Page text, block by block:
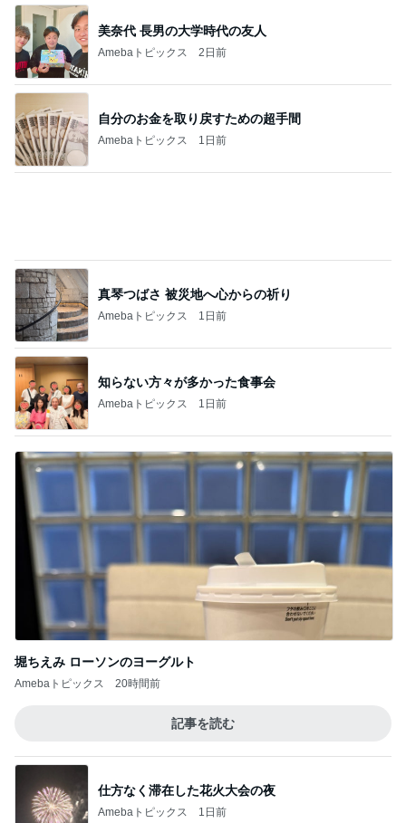
堀ちえみ ローソンのヨーグルト
Amebaトピックス
記事を読む
高橋真麻 特に美味しかったケジャン
Amebaトピックス 1日前
営業マンに渡したお礼とダサい後悔
Amebaトピックス 19時間前
食べ放題の懸念と買い置きのパン
Amebaトピックス